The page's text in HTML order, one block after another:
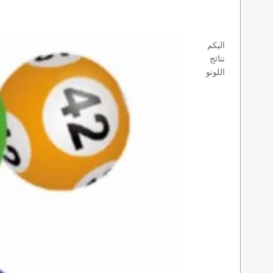
اليكم
نتائج
اللوتو